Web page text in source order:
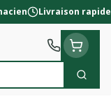
Livraison rapide